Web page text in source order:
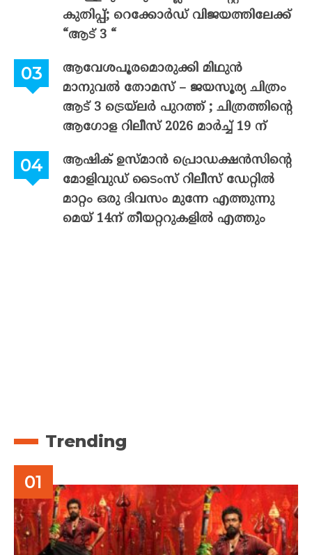
കുതിപ്പ്; റെക്കോർഡ് വിജയത്തിലേക്ക്
“ആട് 3 “
ആവേശപൂരമൊരുക്കി മിഥുൻ
മാനുവൽ തോമസ് – ജയസൂര്യ ചിത്രം
ആട് 3 ട്രെയ്‌ലർ പുറത്ത് ; ചിത്രത്തിന്റെ
ആഗോള റിലീസ് 2026 മാർച്ച് 19 ന്
ആഷിക് ഉസ്മാൻ പ്രൊഡക്ഷൻസിന്റെ
മോളിവുഡ് ടൈംസ് റിലീസ് ഡേറ്റിൽ
മാറ്റം ഒരു ദിവസം മുന്നേ എത്തുന്നു
മെയ് 14ന് തീയറ്ററുകളിൽ എത്തും
Trending